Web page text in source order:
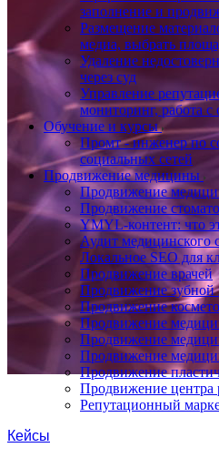
заполнение и
Размещение
медиа, выбрать
Удаление
через суд
Управление
мониторинг, работа с
Обучение и курсы
Промт - инженер по
социальных сетей
Продвижение медицины
Продвижение
Продвижение
YMYL-контент: что
Аудит медицинского
Локальное SEO для
Продвижение врачей
Продвижение зубной
Продвижение
Продвижение
Продвижение
Продвижение
Продвижение
Продвижение центра
Репутационный
Кейсы